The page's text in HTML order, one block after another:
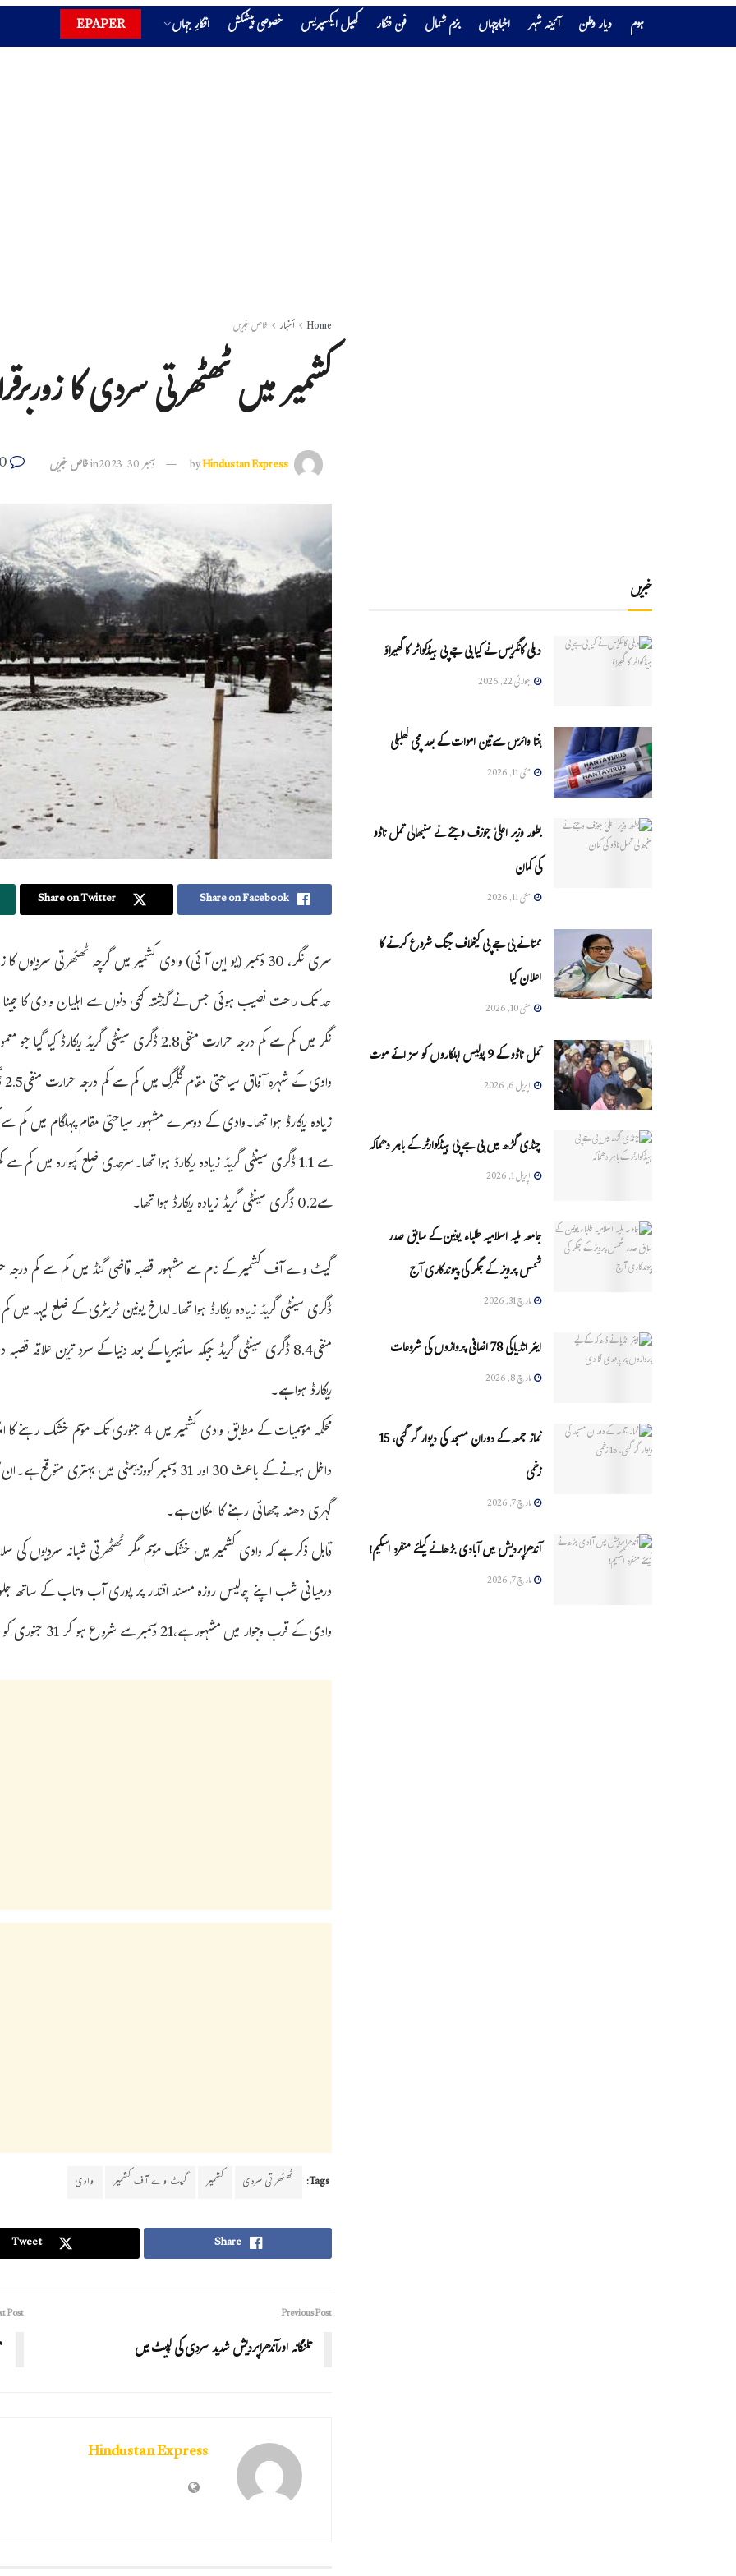
ہوم دیار وطن آئینہ شہر اخبارجہاں بزم شمال فن فنکار کھیل ایکسپریس خصوصی پیشکش افکارِ جہاں EPAPER
Home أخبار خاص خبریں
کشمیر میں ٹھٹھرتی سردی کا
byHindustan Express دسمبر 30, 2023 inخاص خبریں
Share on Facebook
Share on Twitter
سری نگر، 30 دسمبر (یو این آئی) وادی کشمیر میں گرچہ ٹھٹھرتی
حد تک راحت نصیب ہوئی جس نے گذشتہ کئی دنوں سے اہلیان وادی کا
نگر میں کم سے کم درجہ حرارت منفی2.8 ڈگری سینٹی گریڈ ریکارڈ کیا گیا جو معمول سے 0.7 ڈگری سینٹی گریڈ کم ریکارڈ ہوا تھا۔
سے0.2 ڈگری سینٹی گریڈ زیادہ ریکارڈ ہوا تھا۔
ریکارڈ ہوا ہے۔
محکمہ موسمیات کے مطابق وادی کشمیر میں
داخل ہونے کے باعث 30 اور 31 دسمبر کووزیبلٹی
گہری دھند چھائی رہنے کا امکان ہے۔
قابل ذکر ہے کہ وادی کشمیر میں خشک موسم مگر ٹھٹھرتی شبانہ سردیوں کی
درمیانی شب اپنے چالیس روزہ مسند اقتدار پر پوری آب وتاب کے ساتھ
وادی کے قرب وجوار میں مشہور ہے،21 دسمبر سے شروع ہو کر 31 جنوری کو اختتام پذیر ہوجاتا ہے۔
Tags: ٹھٹھرتی سردی کشمیر گیٹ وے آف کشمیر وادی
Share
Tweet
Previous Post
تلنگانہ اورآندھراپردیش شدید سردی کی لپیٹ میں
Post
Hindustan Express
خبریں
دہلی کانگریس نے کیا بی جے پی ہیڈکواٹر کا گھیراؤ
جولائی 22, 2026
ہنتا وائرس سےتین اموات کے بعد مچی کھلبلی
مئی 11, 2026
بطور وزیر اعلیٰ جوزف وجئے نے سنبھالی تمل ناڈو
کی کمان
مئی 11, 2026
ممتا نے بی جے پی کیخلاف جنگ شروع کرنے کا
اعلان کیا
مئی 10, 2026
تمل ناڈو کے 9 پولیس اہلکاروں کو سزائے موت
اپریل 6, 2026
چنڈی گڑھ میں بی جے پی ہیڈکوارٹر کے باہر دھماکہ
اپریل 1, 2026
جامعہ ملیہ اسلامیہ طلباء یونین کے سابق صدر
شمس پرویز کے جگر کی پیوندکاری آج
مارچ 31, 2026
ایئر انڈیاکی 78 اضافی پروازوں کی شروعات
مارچ 8, 2026
نماز جمعہ کے دوران مسجد کی دیوار گر گئی، 15
زخمی
مارچ 7, 2026
آندھراپردیش میں آبادی بڑھانے کیلئے منفرد اسکیم!
مارچ 7, 2026